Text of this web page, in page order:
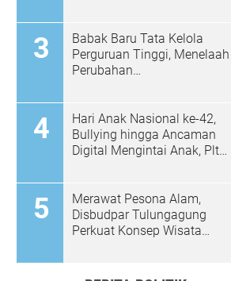
Babak Baru Tata Kelola
Perguruan Tinggi, Menelaah
Perubahan
Hari Anak Nasional ke-42,
Bullying hingga Ancaman
Digital Mengintai Anak, Plt
Ramah Anak
Merawat Pesona Alam,
Disbudpar Tulungagung
Perkuat Konsep Wisata